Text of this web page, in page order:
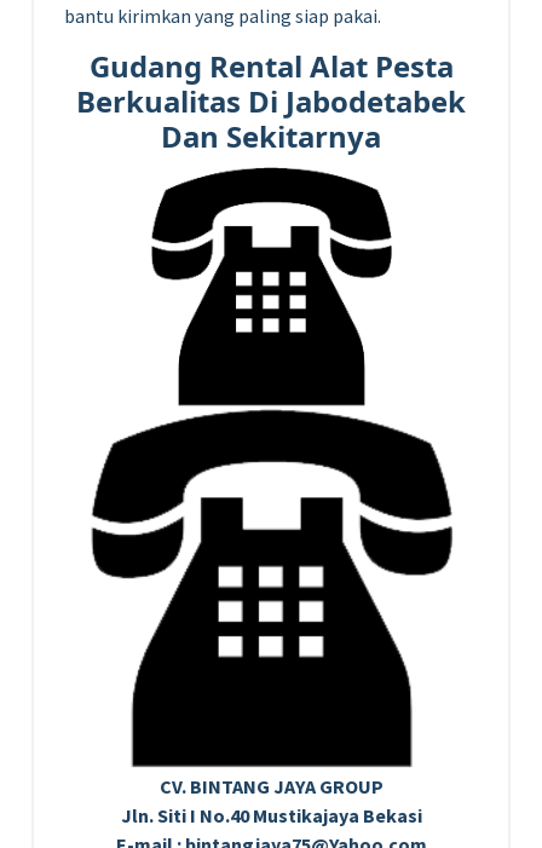
bantu kirimkan yang paling siap pakai.
Gudang Rental Alat Pesta
Berkualitas Di Jabodetabek
Dan Sekitarnya
CV. BINTANG JAYA GROUP
Jln. Siti I No.40 Mustikajaya Bekasi